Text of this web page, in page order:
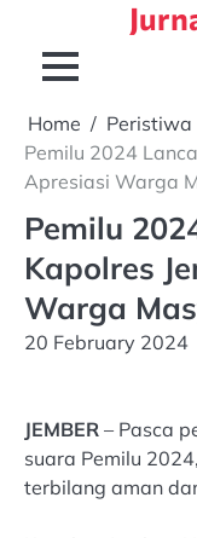
content
Home
Peristiwa
Pemilu 2024
Apresiasi Warga
Pemilu
Kapolres
Warga
20 February 2024
JEMBER – Pasca
suara Pemilu
terbilang aman